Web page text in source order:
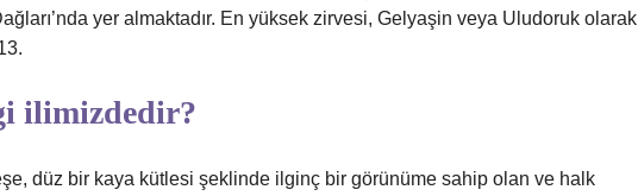
yer almaktadır. En yüksek zirvesi, Gelyaşin veya Uludoruk olarak
ilimizdedir?
düz bir kaya kütlesi şeklinde ilginç bir görünüme sahip olan ve halk